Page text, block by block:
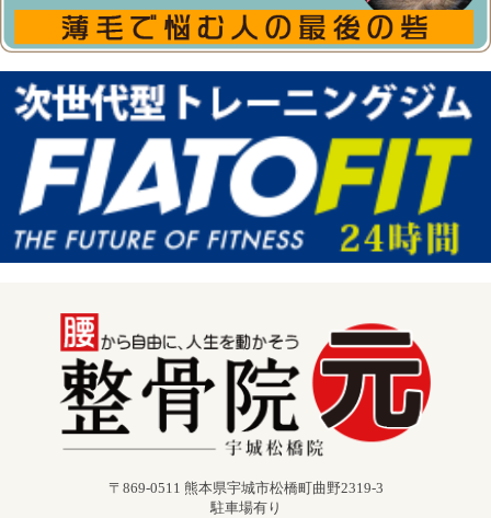
〒869-0511 熊本県宇城市松橋町曲野2319-3
駐車場有り